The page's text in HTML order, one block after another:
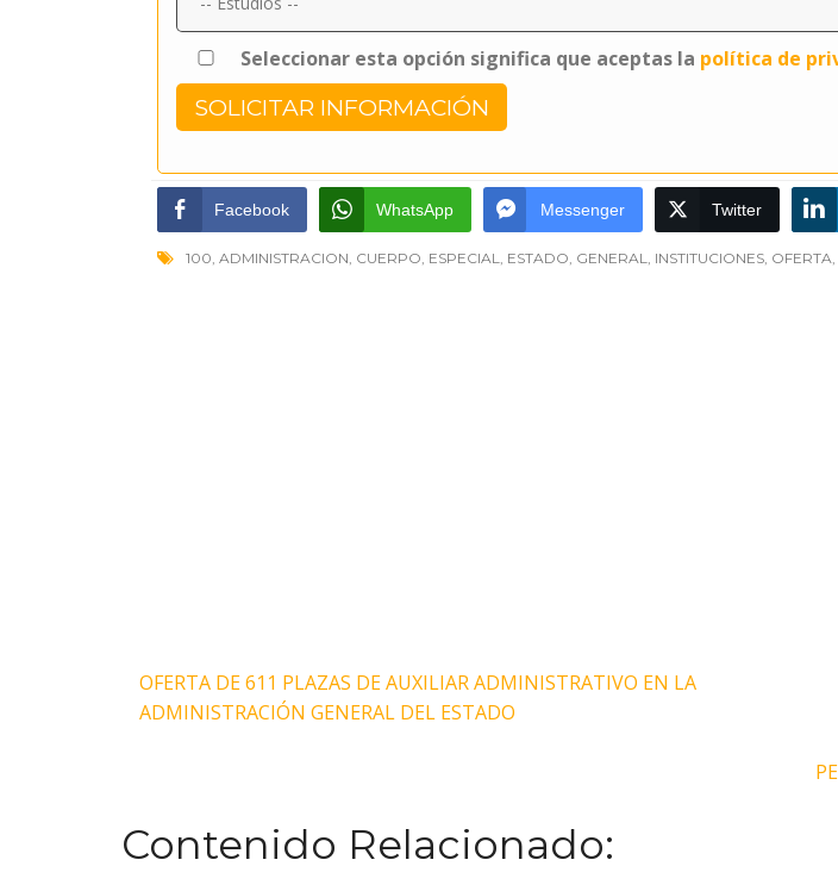
Seleccionar esta opción significa que aceptas la política de
Facebook WhatsApp Messenger Twitter
100, ADMINISTRACION, CUERPO, ESPECIAL, ESTADO, GENERAL, INSTITUCIONES, OFERTA,
Navegación
OFERTA DE 611 PLAZAS DE AUXILIAR ADMINISTRATIVO EN LA
ADMINISTRACIÓN GENERAL DEL ESTADO
Contenido Relacionado: